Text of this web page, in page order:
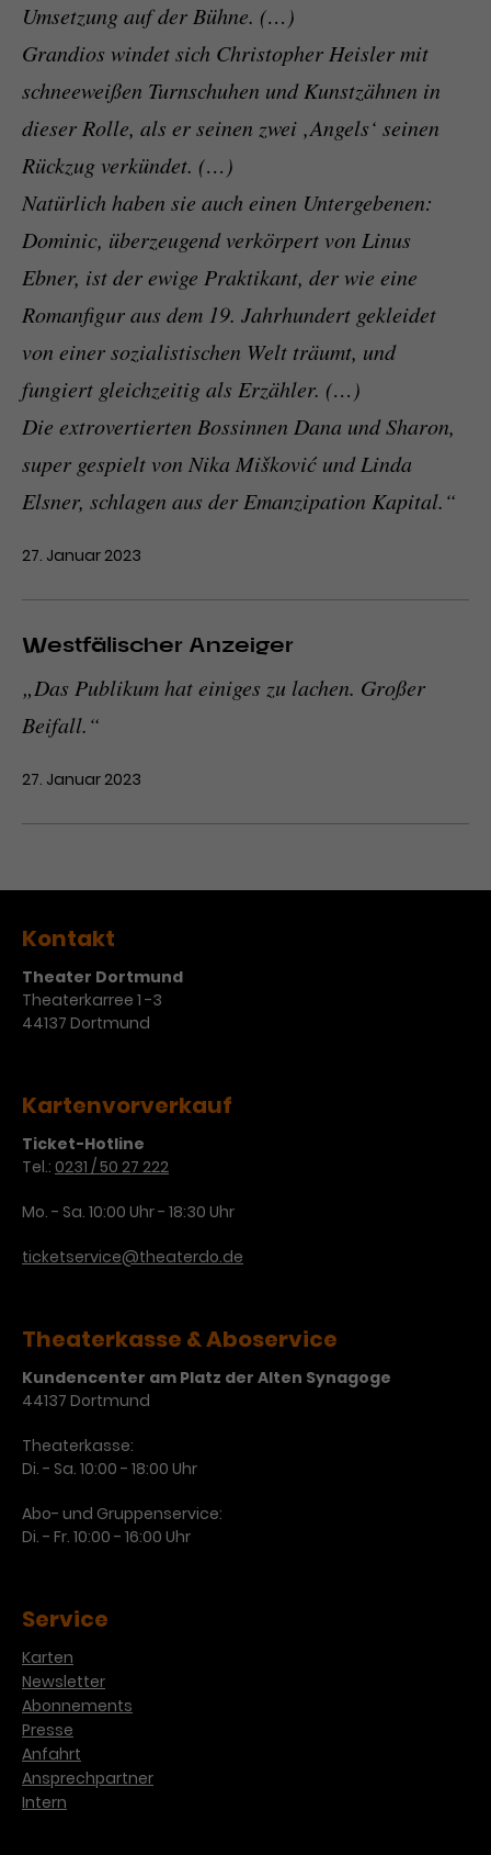
Umsetzung auf der Bühne. (…)
Grandios windet sich Christopher Heisler mit
schneeweißen Turnschuhen und Kunstzähnen in
dieser Rolle, als er seinen zwei ‚Angels‘ seinen
Rückzug verkündet. (…)
Natürlich haben sie auch einen Untergebenen:
Dominic, überzeugend verkörpert von Linus
Ebner, ist der ewige Praktikant, der wie eine
Romanfigur aus dem 19. Jahrhundert gekleidet
von einer sozialistischen Welt träumt, und
fungiert gleichzeitig als Erzähler. (…)
Die extrovertierten Bossinnen Dana und Sharon,
super gespielt von Nika Mišković und Linda
Elsner, schlagen aus der Emanzipation Kapital.“
27. Januar 2023
Westfälischer Anzeiger
„Das Publikum hat einiges zu lachen. Großer
Beifall.“
27. Januar 2023
Kontakt
Theater Dortmund
Theaterkarree 1 -3
44137 Dortmund
Kartenvorverkauf
Ticket-Hotline
Tel.: 0231 / 50 27 222
Mo. - Sa. 10:00 Uhr - 18:30 Uhr
ticketservice@theaterdo.de
Theaterkasse & Aboservice
Kundencenter am Platz der Alten Synagoge
44137 Dortmund
Theaterkasse:
Di. - Sa. 10:00 - 18:00 Uhr
Abo- und Gruppenservice:
Di. - Fr. 10:00 - 16:00 Uhr
Service
Karten
Newsletter
Abonnements
Presse
Anfahrt
Ansprechpartner
Intern